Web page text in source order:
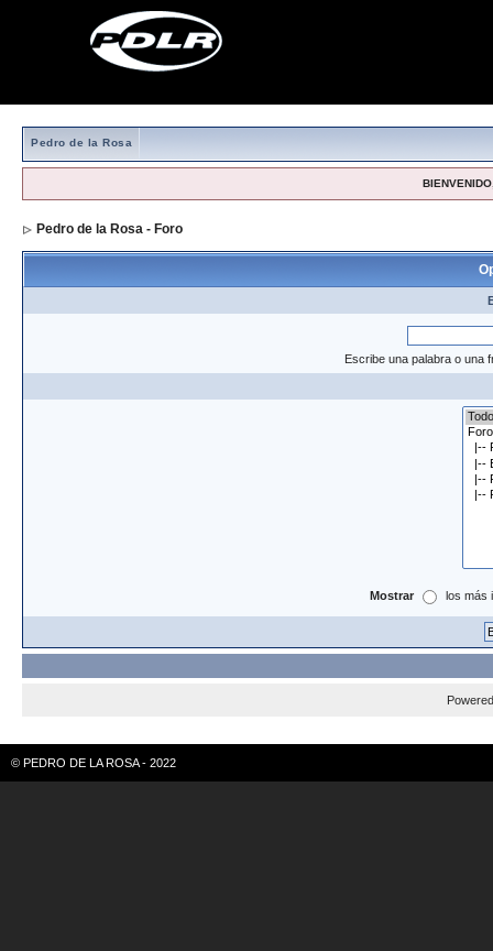
Pedro de la Rosa
Pedro de la Rosa - Foro
Escribe una palabra o una
Mostrar los más
© PEDRO DE LA ROSA - 2022